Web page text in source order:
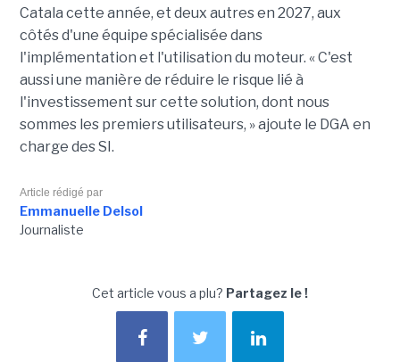
Catala cette année, et deux autres en 2027, aux
côtés d'une équipe spécialisée dans
l'implémentation et l'utilisation du moteur. « C'est
aussi une manière de réduire le risque lié à
l'investissement sur cette solution, dont nous
sommes les premiers utilisateurs, » ajoute le DGA en
charge des SI.
Article rédigé par
Emmanuelle Delsol
Journaliste
Cet article vous a plu? Partagez le !